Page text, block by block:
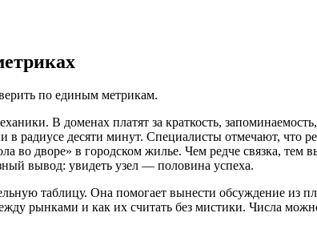
по единым метрикам.
В доменах платят за краткость,
радиусе десяти минут. Специалисты отмечают, что
во дворе» в городском жилье. Чем редче связка,
вывод: увидеть узел — половина успеха.
таблицу. Она помогает вынести обсуждение из
рынками и как их считать без мистики. Числа